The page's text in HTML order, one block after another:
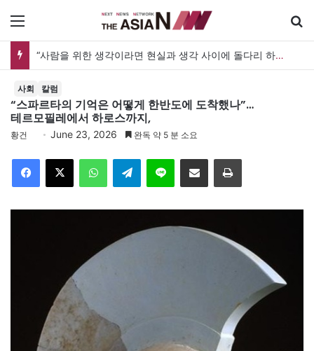
메뉴
“사람을 위한 생각이라면 현실과 생각 사이에 돌다리 하나는 놓아야 하지 않을까”
사회 칼럼
“스파르타의 기억은 어떻게 한반도에 도착했나”…
테르모필레에서 하로스까지,
황건 June 23, 2026 완독 약 5 분 소요
Facebook
X WhatsAppTelegramLine 이메일 인쇄